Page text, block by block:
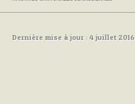
Dernière mise à jour : 4 juillet 2016